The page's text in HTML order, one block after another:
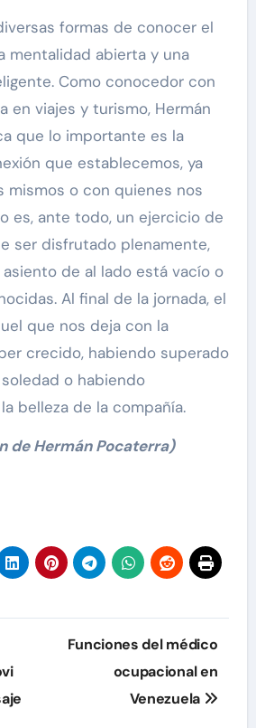
formas de conocer el
mentalidad abierta y una
Como conocedor con
en viajes y turismo, Hermán
que lo importante es la
que establecemos, ya
mismos o con quienes nos
es, ante todo, un ejercicio de
ser disfrutado plenamente,
de al lado está vacío o
Al final de la jornada, el
que nos deja con la
crecido, habiendo superado
o habiendo
belleza de la compañía.
de Hermán Pocaterra)
Funciones del médico
ocupacional en
Venezuela